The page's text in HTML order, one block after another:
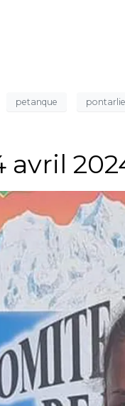
petanque
avril